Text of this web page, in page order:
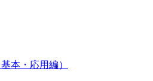
本・応用編）